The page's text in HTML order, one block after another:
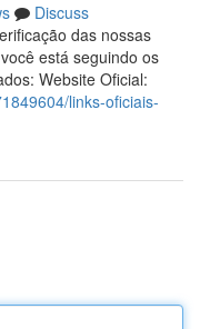
Discuss
das nossas
está seguindo os
Website Oficial:
links-oficiais-